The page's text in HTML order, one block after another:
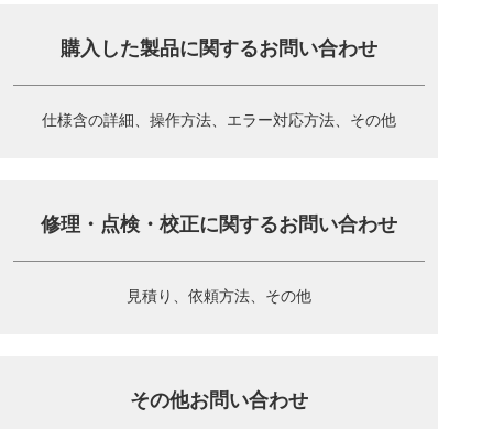
購入した製品に関するお問い合わせ
仕様含の詳細、操作方法、 エラー対応方法、その他
修理・点検・校正に関するお問い合わせ
見積り、依頼方法、その他
その他お問い合わせ